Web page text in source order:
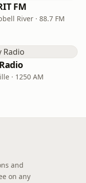
FM
River · 88.7 FM
· 1250 AM
and
on any